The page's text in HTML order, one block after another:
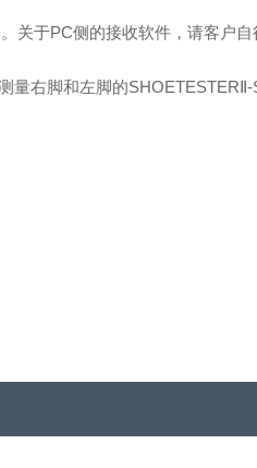
关于PC侧的接收软件，请客户自
右脚和左脚的SHOETESTERⅡ-